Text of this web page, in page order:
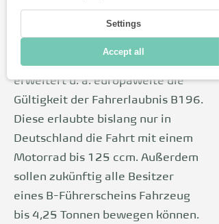
und Anhänger (B96).
Im Jahr 2023 gibt es Neuerungen:
die 4. Führerscheinrichtlinie
erweitert u. a. europaweite die
Gültigkeit der Fahrerlaubnis B196.
Diese erlaubte bislang nur in
Deutschland die Fahrt mit einem
Motorrad bis 125 ccm. Außerdem
sollen zukünftig alle Besitzer
eines B-Führerscheins Fahrzeug
bis 4,25 Tonnen bewegen können.
Settings
Accept all